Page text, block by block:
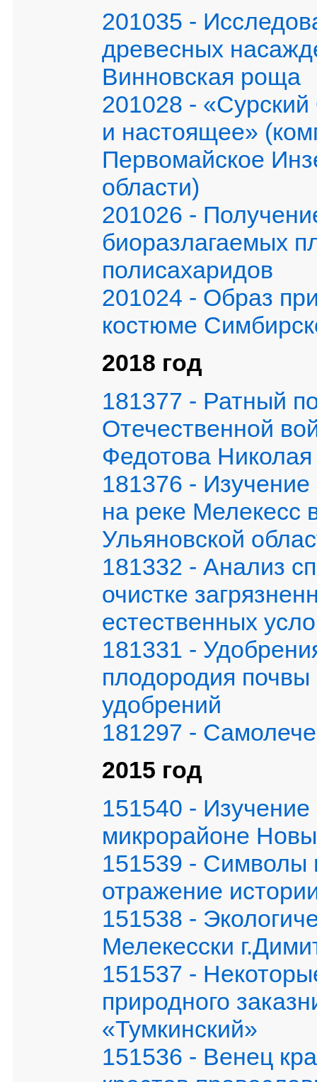
201035 -
древесных
Винновская роща
201028 -
и настоящее»
Первомайское
области)
201026 -
биоразлагаемых
полисахаридов
201024 - Образ
костюме
2018 год
181377 - Ратный
Отечественной
Федотова
181376 -
на реке Мелекесс
Ульяновской
181332 - Анализ
очистке
естественных
181331 -
плодородия
удобрений
181297 -
2015 год
151540 - Изучение
микрорайоне
151539 - Символы
отражение
151538 -
Мелекесски
151537 -
природного
«Тумкинский»
151536 - Венец